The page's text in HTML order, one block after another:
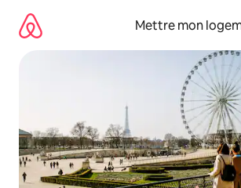
directement
Mettre mon